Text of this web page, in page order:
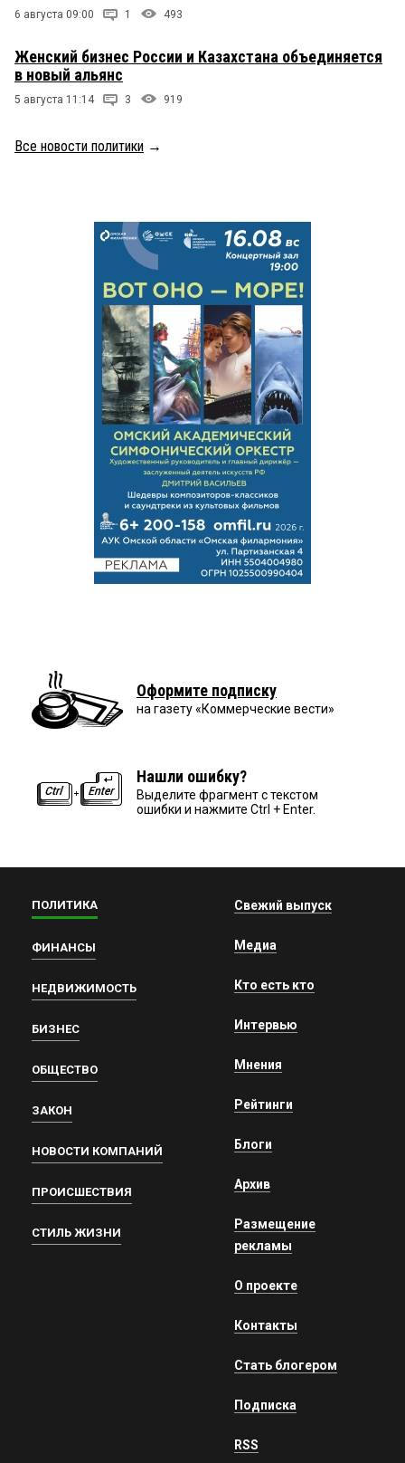
6 августа 09:00 1 493
Женский бизнес России и Казахстана объединяется
в новый альянс
5 августа 11:14 3 919
Все новости политики →
Оформите подписку
на газету «Коммерческие вести»
Нашли ошибку?
Выделите фрагмент с текстом
ошибки и нажмите Ctrl + Enter.
ПОЛИТИКА
ФИНАНСЫ
НЕДВИЖИМОСТЬ
БИЗНЕС
ОБЩЕСТВО
ЗАКОН
НОВОСТИ КОМПАНИЙ
ПРОИСШЕСТВИЯ
СТИЛЬ ЖИЗНИ
Свежий выпуск
Медиа
Кто есть кто
Интервью
Мнения
Рейтинги
Блоги
Архив
Размещение
рекламы
О проекте
Контакты
Стать блогером
Подписка
RSS